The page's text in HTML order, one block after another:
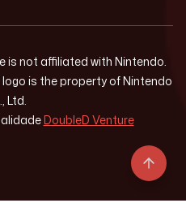
is not affiliated with Nintendo.
is the property of Nintendo
Ltd.
DoubleD Venture